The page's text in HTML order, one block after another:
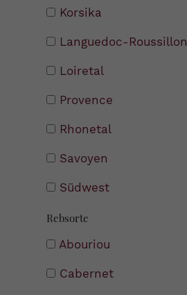
Korsika
Languedoc-Roussillon
Loiretal
Provence
Rhonetal
Savoyen
Südwest
Rebsorte
Abouriou
Cabernet